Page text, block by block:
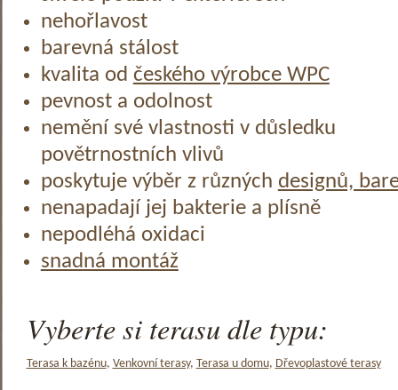
nehořlavost
barevná stálost
kvalita od českého výrobce WPC
pevnost a odolnost
nemění své vlastnosti v důsledku
povětrnostních vlivů
poskytuje výběr z různých designů,
nenapadají jej bakterie a plísně
nepodléhá oxidaci
snadná montáž
Vyberte si terasu dle typu:
Terasa k bazénu, Venkovní terasy, Terasa u domu, Dřevoplastové terasy